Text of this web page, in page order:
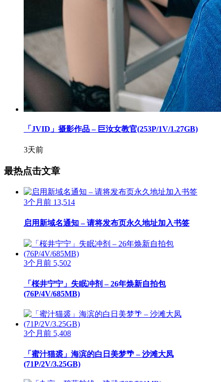
「JVID」摄影作品 – 巨汝女教官(253P/1V/1.27GB)
3天前
最热点击文章
3个月前 13,514
启用新域名通知 – 请将发布页永久地址加入书签
3个月前 5,502
「桜井宁宁」失眠冲剂 – 26年焕新自拍包
(76P/4V/685MB)
3个月前 5,408
「蜜汁猫裘」海滨的白日美梦🌴 – 沙滩大凤
(71P/2V/3.25GB)